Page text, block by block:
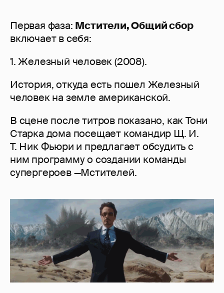
Первая фаза: Мстители, Общий cбор
включает в себя:
1. Железный человек (2008).
История, откуда есть пошел Железный
человек на земле американской.
В сцене после титров показано, как Тони
Старка дома посещает командир Щ. И.
Т. Ник Фьюри и предлагает обсудить с
ним программу о создании команды
супергероев —Мстителей.